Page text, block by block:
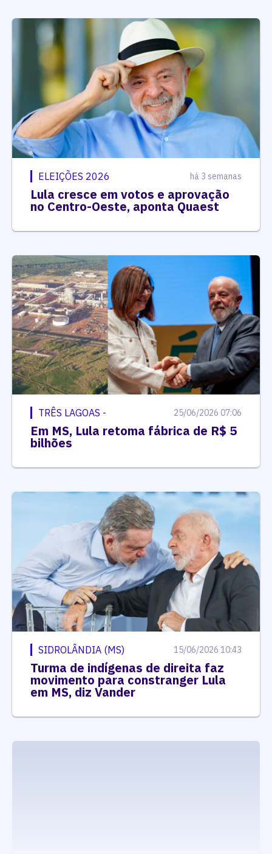
ELEIÇÕES 2026 há 3 semanas
Lula cresce em votos e aprovação
no Centro-Oeste, aponta Quaest
TRÊS LAGOAS - 25/06/2026 07:06
Em MS, Lula retoma fábrica de R$ 5
bilhões
SIDROLÂNDIA (MS) 15/06/2026 10:43
Turma de indígenas de direita faz
movimento para constranger Lula
em MS, diz Vander